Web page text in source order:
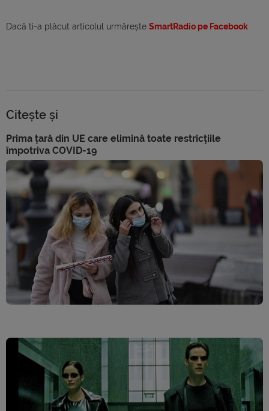
Dacă ti-a plăcut articolul urmărește SmartRadio pe Facebook
Citește și
Prima țară din UE care elimină toate restricțiile
împotriva COVID-19